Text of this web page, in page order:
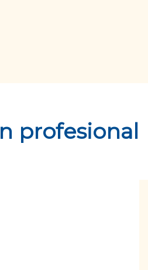
profesional